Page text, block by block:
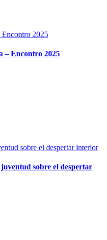
Encontro 2025
– Encontro 2025
sobre el despertar interior
sobre el despertar